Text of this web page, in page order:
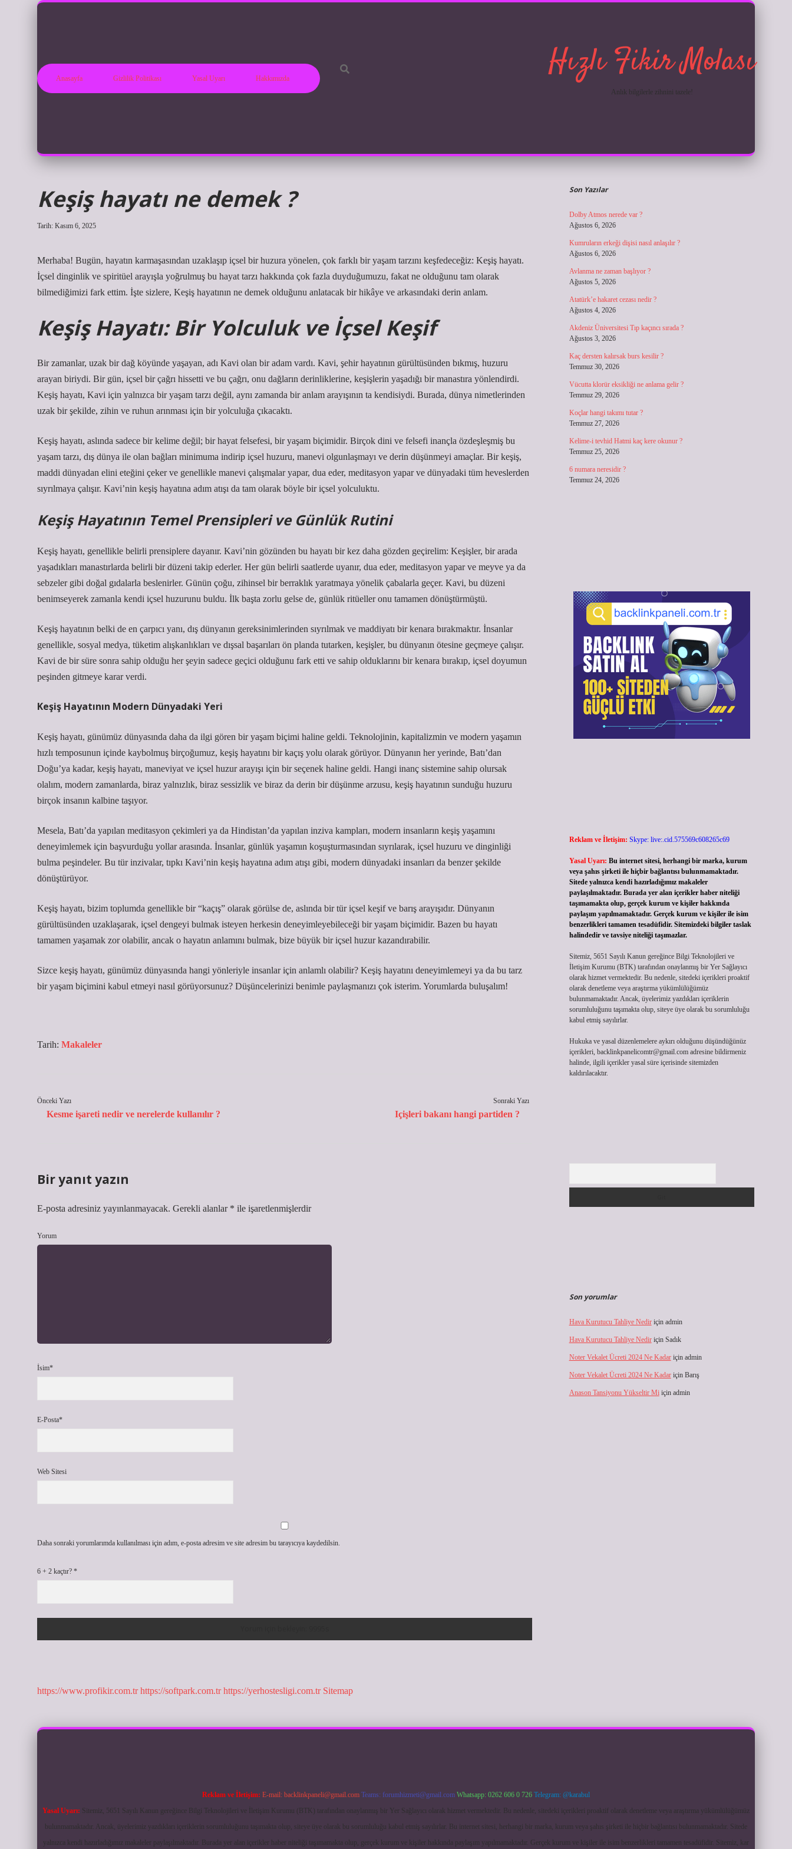
Anasayfa Gizlilik Politikası Yasal Uyarı Hakkımızda Hızlı Fikir Molası
Anlık bilgilerle zihnini tazele!
Keşiş hayatı ne demek ?
Tarih: Kasım 6, 2025
Merhaba! Bugün, hayatın karmaşasından uzaklaşıp içsel bir huzura yönelen, çok farklı bir yaşam tarzını keşfedeceğiz: Keşiş hayatı.
İçsel dinginlik ve spiritüel arayışla yoğrulmuş bu hayat tarzı hakkında çok fazla duyduğumuzu, fakat ne olduğunu tam olarak
bilmediğimizi fark ettim. İşte sizlere, Keşiş hayatının ne demek olduğunu anlatacak bir hikâye ve arkasındaki derin anlam.
Keşiş Hayatı: Bir Yolculuk ve İçsel Keşif
Bir zamanlar, uzak bir dağ köyünde yaşayan, adı Kavi olan bir adam vardı. Kavi, şehir hayatının gürültüsünden bıkmış, huzuru
arayan biriydi. Bir gün, içsel bir çağrı hissetti ve bu çağrı, onu dağların derinliklerine, keşişlerin yaşadığı bir manastıra yönlendirdi.
Keşiş hayatı, Kavi için yalnızca bir yaşam tarzı değil, aynı zamanda bir anlam arayışının ta kendisiydi. Burada, dünya nimetlerinden
uzak bir şekilde, zihin ve ruhun arınması için bir yolculuğa çıkacaktı.
Keşiş hayatı, aslında sadece bir kelime değil; bir hayat felsefesi, bir yaşam biçimidir. Birçok dini ve felsefi inançla özdeşleşmiş bu
yaşam tarzı, dış dünya ile olan bağları minimuma indirip içsel huzuru, manevi olgunlaşmayı ve derin düşünmeyi amaçlar. Bir keşiş,
maddi dünyadan elini eteğini çeker ve genellikle manevi çalışmalar yapar, dua eder, meditasyon yapar ve dünyadaki tüm heveslerden
sıyrılmaya çalışır. Kavi’nin keşiş hayatına adım atışı da tam olarak böyle bir içsel yolculuktu.
Keşiş Hayatının Temel Prensipleri ve Günlük Rutini
Keşiş hayatı, genellikle belirli prensiplere dayanır. Kavi’nin gözünden bu hayatı bir kez daha gözden geçirelim: Keşişler, bir arada
yaşadıkları manastırlarda belirli bir düzeni takip ederler. Her gün belirli saatlerde uyanır, dua eder, meditasyon yapar ve meyve ya da
sebzeler gibi doğal gıdalarla beslenirler. Günün çoğu, zihinsel bir berraklık yaratmaya yönelik çabalarla geçer. Kavi, bu düzeni
benimseyerek zamanla kendi içsel huzurunu buldu. İlk başta zorlu gelse de, günlük ritüeller onu tamamen dönüştürmüştü.
Keşiş hayatının belki de en çarpıcı yanı, dış dünyanın gereksinimlerinden sıyrılmak ve maddiyatı bir kenara bırakmaktır. İnsanlar
genellikle, sosyal medya, tüketim alışkanlıkları ve dışsal başarıları ön planda tutarken, keşişler, bu dünyanın ötesine geçmeye çalışır.
Kavi de bir süre sonra sahip olduğu her şeyin sadece geçici olduğunu fark etti ve sahip olduklarını bir kenara bırakıp, içsel doyumun
peşinden gitmeye karar verdi.
Keşiş Hayatının Modern Dünyadaki Yeri
Keşiş hayatı, günümüz dünyasında daha da ilgi gören bir yaşam biçimi haline geldi. Teknolojinin, kapitalizmin ve modern yaşamın
hızlı temposunun içinde kaybolmuş birçoğumuz, keşiş hayatını bir kaçış yolu olarak görüyor. Dünyanın her yerinde, Batı’dan
Doğu’ya kadar, keşiş hayatı, maneviyat ve içsel huzur arayışı için bir seçenek haline geldi. Hangi inanç sistemine sahip olursak
olalım, modern zamanlarda, biraz yalnızlık, biraz sessizlik ve biraz da derin bir düşünme arzusu, keşiş hayatının sunduğu huzuru
birçok insanın kalbine taşıyor.
Mesela, Batı’da yapılan meditasyon çekimleri ya da Hindistan’da yapılan inziva kampları, modern insanların keşiş yaşamını
deneyimlemek için başvurduğu yollar arasında. İnsanlar, günlük yaşamın koşuşturmasından sıyrılarak, içsel huzuru ve dinginliği
bulma peşindeler. Bu tür inzivalar, tıpkı Kavi’nin keşiş hayatına adım atışı gibi, modern dünyadaki insanları da benzer şekilde
dönüştürüyor.
Keşiş hayatı, bizim toplumda genellikle bir “kaçış” olarak görülse de, aslında bir tür içsel keşif ve barış arayışıdır. Dünyanın
gürültüsünden uzaklaşarak, içsel dengeyi bulmak isteyen herkesin deneyimleyebileceği bir yaşam biçimidir. Bazen bu hayatı
tamamen yaşamak zor olabilir, ancak o hayatın anlamını bulmak, bize büyük bir içsel huzur kazandırabilir.
Sizce keşiş hayatı, günümüz dünyasında hangi yönleriyle insanlar için anlamlı olabilir? Keşiş hayatını deneyimlemeyi ya da bu tarz
bir yaşam biçimini kabul etmeyi nasıl görüyorsunuz? Düşüncelerinizi benimle paylaşmanızı çok isterim. Yorumlarda buluşalım!
Tarih: Makaleler
Önceki Yazı
Kesme işareti nedir ve nerelerde kullanılır ?
Sonraki Yazı
Içişleri bakanı hangi partiden ?
Bir yanıt yazın
E-posta adresiniz yayınlanmayacak. Gerekli alanlar * ile işaretlenmişlerdir
Yorum
İsim*
E-Posta*
Web Sitesi
Daha sonraki yorumlarımda kullanılması için adım, e-posta adresim ve site adresim bu tarayıcıya kaydedilsin.
6 + 2 kaçtır? *
https://www.profikir.com.tr https://softpark.com.tr https://yerhostesligi.com.tr Sitemap
Sidebar
Son Yazılar
Dolby Atmos nerede var ?
Ağustos 6, 2026
Kumruların erkeği dişisi nasıl anlaşılır ?
Ağustos 6, 2026
Avlanma ne zaman başlıyor ?
Ağustos 5, 2026
Atatürk’e hakaret cezası nedir ?
Ağustos 4, 2026
Akdeniz Üniversitesi Tıp kaçıncı sırada ?
Ağustos 3, 2026
Kaç dersten kalırsak burs kesilir ?
Temmuz 30, 2026
Vücutta klorür eksikliği ne anlama gelir ?
Temmuz 29, 2026
Koçlar hangi takımı tutar ?
Temmuz 27, 2026
Kelime-i tevhid Hatmi kaç kere okunur ?
Temmuz 25, 2026
6 numara neresidir ?
Temmuz 24, 2026
Reklam ve İletişim: Skype: live:.cid.575569c608265c69
Yasal Uyarı: Bu internet sitesi, herhangi bir marka, kurum
veya şahıs şirketi ile hiçbir bağlantısı bulunmamaktadır.
Sitede yalnızca kendi hazırladığımız makaleler
paylaşılmaktadır. Burada yer alan içerikler haber niteliği
taşımamakta olup, gerçek kurum ve kişiler hakkında
paylaşım yapılmamaktadır. Gerçek kurum ve kişiler ile isim
benzerlikleri tamamen tesadüfidir. Sitemizdeki bilgiler taslak
halindedir ve tavsiye niteliği taşımazlar.
Sitemiz, 5651 Sayılı Kanun gereğince Bilgi Teknolojileri ve
İletişim Kurumu (BTK) tarafından onaylanmış bir Yer Sağlayıcı
olarak hizmet vermektedir. Bu nedenle, sitedeki içerikleri proaktif
olarak denetleme veya araştırma yükümlülüğümüz
bulunmamaktadır. Ancak, üyelerimiz yazdıkları içeriklerin
sorumluluğunu taşımakta olup, siteye üye olarak bu sorumluluğu
kabul etmiş sayılırlar.
Hukuka ve yasal düzenlemelere aykırı olduğunu düşündüğünüz
içerikleri, backlinkpanelicomtr@gmail.comadresine bildirmeniz
halinde, ilgili içerikler yasal süre içerisinde sitemizden
kaldırılacaktır.
Son yorumlar
Hava Kurutucu Tahliye Nediriçin admin
Hava Kurutucu Tahliye Nediriçin Sadık
Noter Vekalet Ücreti 2024 Ne Kadariçin admin
Noter Vekalet Ücreti 2024 Ne Kadariçin Barış
Anason Tansiyonu Yükseltir Miiçin admin
Reklam ve İletişim: E-mail: backlinkpaneli@gmail.com Teams: forumhizmeti@gmail.com Whatsapp: 0262 606 0 726 Telegram: @karabul
Yasal Uyarı: Sitemiz, 5651 Sayılı Kanun gereğince Bilgi Teknolojileri ve İletişim Kurumu (BTK) tarafından onaylanmış bir Yer Sağlayıcı olarak hizmet vermektedir. Bu nedenle, sitedeki içerikleri proaktif olarak denetleme veya araştırma yükümlülüğümüz
bulunmamaktadır. Ancak, üyelerimiz yazdıkları içeriklerin sorumluluğunu taşımakta olup, siteye üye olarak bu sorumluluğu kabul etmiş sayılırlar. Bu internet sitesi, herhangi bir marka, kurum veya şahıs şirketi ile hiçbir bağlantısı bulunmamaktadır. Sitede
yalnızca kendi hazırladığımız makaleler paylaşılmaktadır. Burada yer alan içerikler haber niteliği taşımamakta olup, gerçek kurum ve kişiler hakkında paylaşım yapılmamaktadır. Gerçek kurum ve kişiler ile isim benzerlikleri tamamen tesadüfidir. Sitemiz, kar